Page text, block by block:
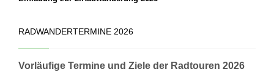
RADWANDERTERMINE 2026
Vorläufige Termine und Ziele der Radtouren 2026